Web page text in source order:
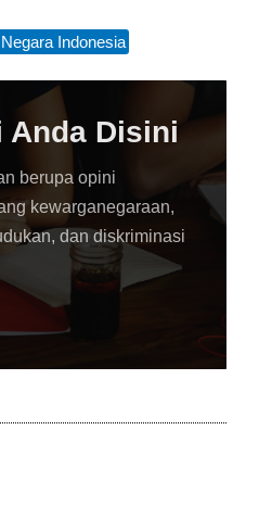
Indonesia
Anda Disini
berupa opini
kewarganegaraan,
dan diskriminasi